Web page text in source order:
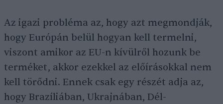
Az igazi probléma az, hogy azt megmondják,
hogy Európán belül hogyan kell termelni,
viszont amikor az EU-n kívülről hozunk be
terméket, akkor ezekkel az előírásokkal nem
kell törődni. Ennek csak egy részét adja az,
hogy Brazíliában, Ukrajnában, Dél-